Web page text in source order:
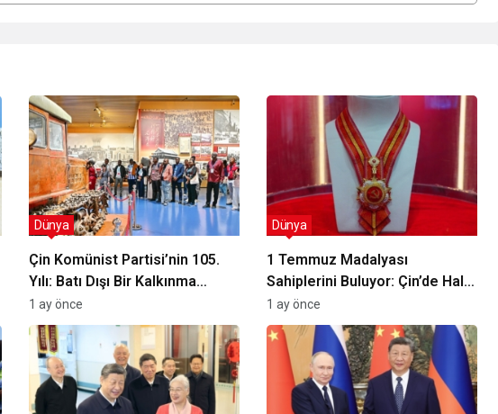
Çin Komünist Partisi’nin 105.
Yılı: Batı Dışı Bir Kalkınma
Modeli Tartışılıyor mu?
Dünya
1 ay önce
1 Temmuz Madalyası
Sahiplerini Buluyor: Çin’de Halk
Kahramanları Ödüllendiriliyor
Dünya
1 ay önce